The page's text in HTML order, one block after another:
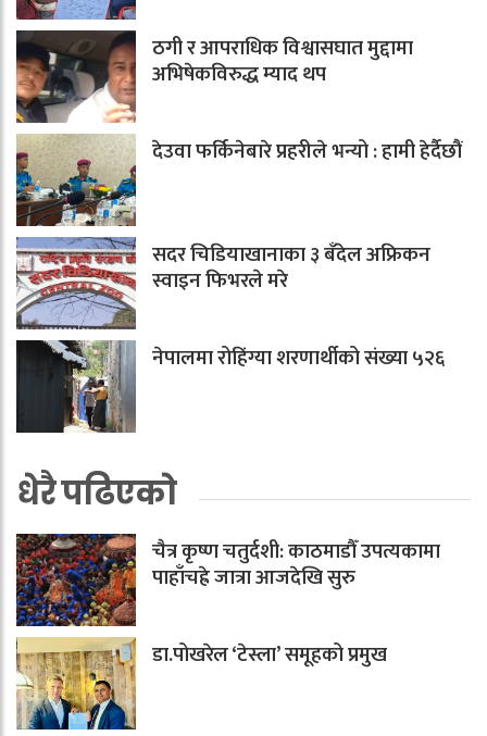
ठगी र आपराधिक विश्वासघात मुद्दामा
अभिषेकविरुद्ध म्याद थप
देउवा फर्किनेबारे प्रहरीले भन्यो : हामी हेर्दैछौं
सदर चिडियाखानाका ३ बँदेल अफ्रिकन
स्वाइन फिभरले मरे
नेपालमा रोहिंग्या शरणार्थीको संख्या ५२६
धेरै पढिएको
चैत्र कृष्ण चतुर्दशी: काठमाडौँ उपत्यकामा
पाहाँचह्रे जात्रा आजदेखि सुरु
डा.पोखरेल ‘टेस्ला’ समूहको प्रमुख